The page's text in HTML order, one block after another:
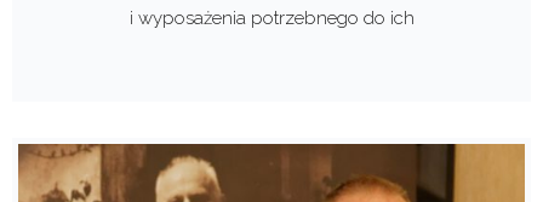
i wyposażenia potrzebnego do ich